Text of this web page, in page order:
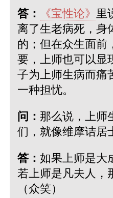
答： 《宝性论》 里
离了生老病死，身
的；但在众生面前
要，上师也可以显
子为上师生病而痛
一种担忧。
问： 那么说，上师
们，就像维摩诘居
答： 如果上师是大
若上师是凡夫人，
（众笑）